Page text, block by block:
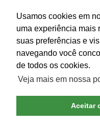
ACIB - Associação
reservados.
Usamos cookies em
uma experiência mais
suas preferências e
navegando você
de todos os cookies.
Veja mais em nossa
Aceitar